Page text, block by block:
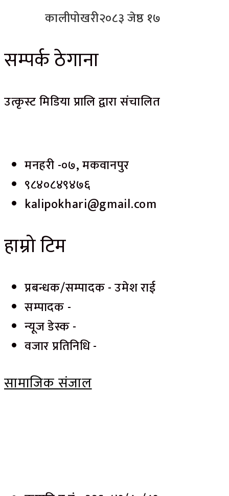
कालीपोखरी२०८३ जेष्ठ १७
सम्पर्क ठेगाना
उत्कृस्ट मिडिया प्रालि द्वारा संचालित
मनहरी -०७, मकवानपुर
९८४०८४९४७६
kalipokhari@gmail.com
हाम्रो टिम
प्रबन्धक/सम्पादक - उमेश राई
सम्पादक -
न्यूज डेस्क -
वजार प्रतिनिधि -
सामाजिक संजाल